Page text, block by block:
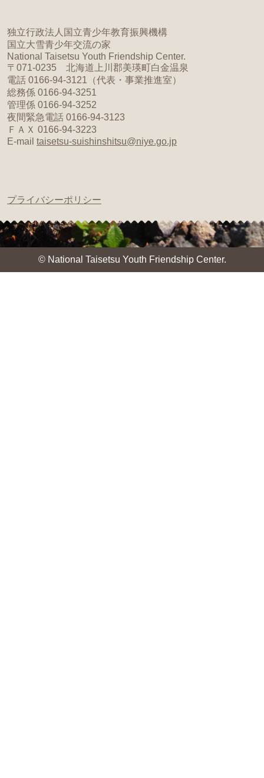
独立行政法人国立青少年教育振興機構
国立大雪青少年交流の家
National Taisetsu Youth Friendship Center.
〒071-0235 北海道上川郡美瑛町白金温泉
電話 0166-94-3121（代表・事業推進室）
総務係 0166-94-3251
管理係 0166-94-3252
夜間緊急電話 0166-94-3123
ＦＡＸ 0166-94-3223
E-mail taisetsu-suishinshitsu@niye.go.jp
プライバシーポリシー
© National Taisetsu Youth Friendship Center.